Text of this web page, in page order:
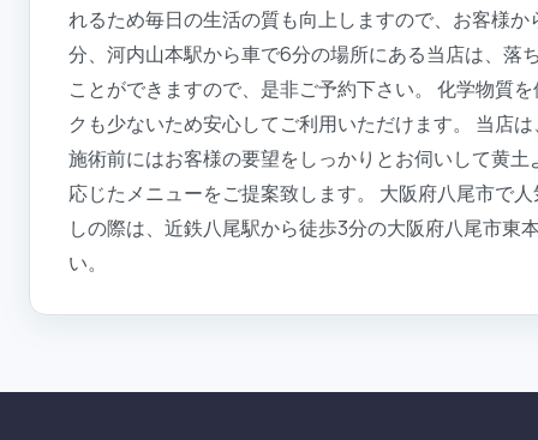
れるため毎日の生活の質も向上しますので、お客様
分、河内山本駅から車で6分の場所にある当店は、落
ことができますので、是非ご予約下さい。 化学物質
クも少ないため安心してご利用いただけます。 当店
施術前にはお客様の要望をしっかりとお伺いして黄
応じたメニューをご提案致します。 大阪府八尾市で
しの際は、近鉄八尾駅から徒歩3分の大阪府八尾市
い。